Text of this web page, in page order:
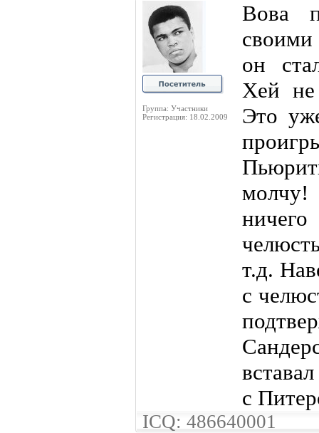
Группа: Участники
Регистрация: 18.02.2009
Вова
своими
он
Хей не
Это
молчу!
т.д.
с
с
ICQ: 486640001